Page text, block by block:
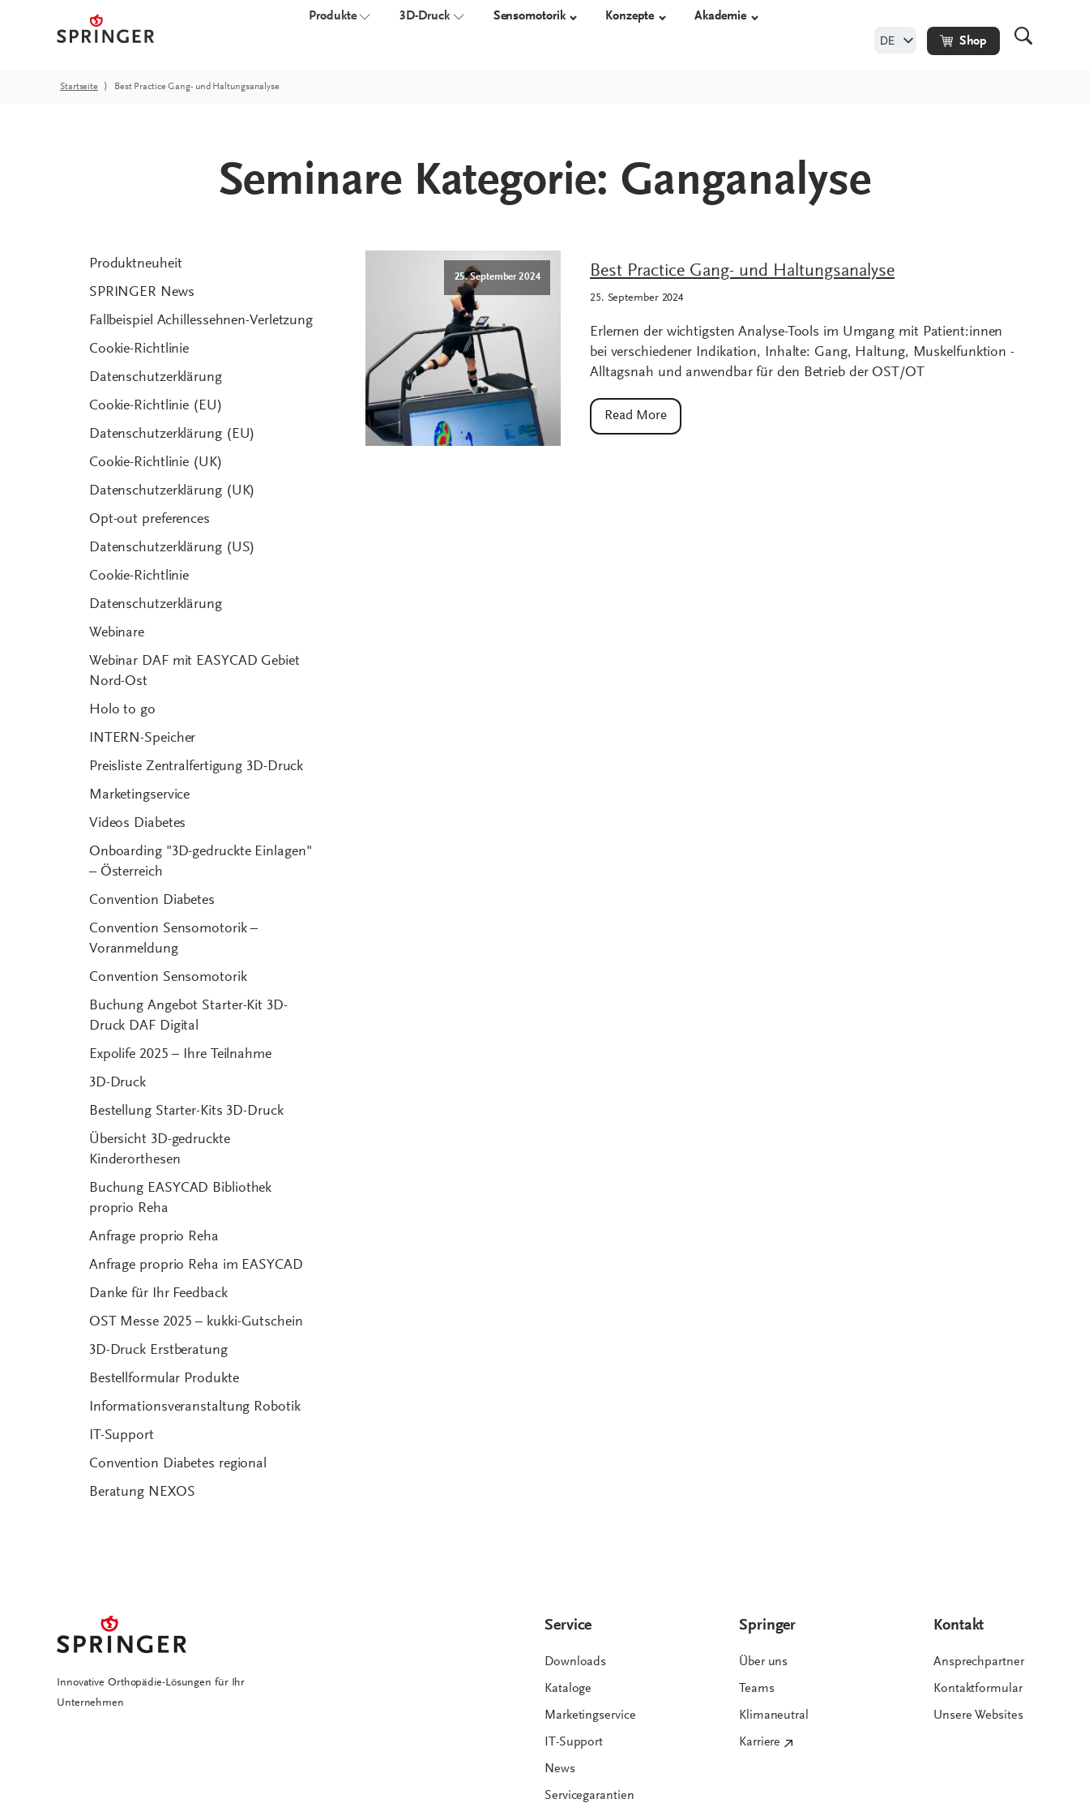
Produkte 3D-Druck Sensomotorik Konzepte Akademie
DE
Shop
Einlagenrohlinge
CAD-Einlagen
Messen
Konstruieren
proprio AFO
Arbeitssicherheitsschuhe
Übersicht
Starter-Kits
Startseite ⟩ Best Practice Gang- und Haltungsanalyse
Seminare Kategorie: Ganganalyse
Produktneuheit
SPRINGER News
Fallbeispiel Achillessehnen-Verletzung
Cookie-Richtlinie
Datenschutzerklärung
Cookie-Richtlinie (EU)
Datenschutzerklärung (EU)
Cookie-Richtlinie (UK)
Datenschutzerklärung (UK)
Opt-out preferences
Datenschutzerklärung (US)
Cookie-Richtlinie
Datenschutzerklärung
Webinare
Webinar DAF mit EASYCAD Gebiet
Nord-Ost
Holo to go
INTERN-Speicher
Preisliste Zentralfertigung 3D-Druck
Marketingservice
Videos Diabetes
Onboarding "3D-gedruckte Einlagen"
– Österreich
Convention Diabetes
Convention Sensomotorik –
Voranmeldung
Convention Sensomotorik
Buchung Angebot Starter-Kit 3D-
Druck DAF Digital
Expolife 2025 – Ihre Teilnahme
3D-Druck
Bestellung Starter-Kits 3D-Druck
Übersicht 3D-gedruckte
Kinderorthesen
Buchung EASYCAD Bibliothek
proprio Reha
Anfrage proprio Reha
Anfrage proprio Reha im EASYCAD
Danke für Ihr Feedback
OST Messe 2025 – kukki-Gutschein
3D-Druck Erstberatung
Bestellformular Produkte
Informationsveranstaltung Robotik
IT-Support
Convention Diabetes regional
Beratung NEXOS
25. September 2024 Best Practice Gang- und Haltungsanalyse
25. September 2024
Erlernen der wichtigsten Analyse-Tools im Umgang mit Patient:innen
bei verschiedener Indikation, Inhalte: Gang, Haltung, Muskelfunktion -
Alltagsnah und anwendbar für den Betrieb der OST/OT
Read More
Innovative Orthopädie-Lösungen für Ihr
Unternehmen
Service
Downloads
Kataloge
Marketingservice
IT-Support
News
Servicegarantien
Springer
Über uns
Teams
Klimaneutral
Karriere
Kontakt
Ansprechpartner
Kontaktformular
Unsere Websites